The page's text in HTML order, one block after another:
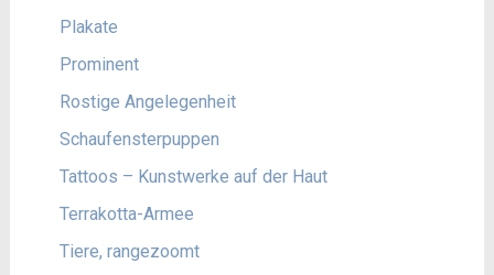
Plakate
Prominent
Rostige Angelegenheit
Schaufensterpuppen
Tattoos – Kunstwerke auf der Haut
Terrakotta-Armee
Tiere, rangezoomt